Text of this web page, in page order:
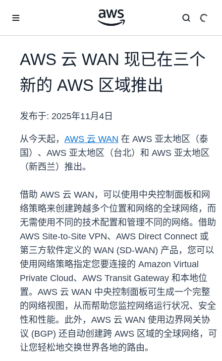
AWS 云 WAN 现已在三个
新的 AWS 区域推出
发布于: 2025年11月4日
从今天起， AWS 云 WAN 在 AWS 亚太地区（泰
国）、AWS 亚太地区（台北）和 AWS 亚太地区
（新西兰）推出。
借助 AWS 云 WAN，可以使用中央控制面板和网
络策略来创建跨越多个位置和网络的全球网络，而
无需使用不同的技术配置和管理不同的网络。借助
AWS Site-to-Site VPN、AWS Direct Connect 或
第三方软件定义的 WAN (SD-WAN) 产品，您可以
使用网络策略指定您要连接的 Amazon Virtual
Private Cloud、AWS Transit Gateway 和本地位
置。AWS 云 WAN 中央控制面板可生成一个完整
的网络视图，从而帮助您监控网络运行状况、安全
性和性能。此外，AWS 云 WAN 使用边界网关协
议 (BGP) 还自动创建跨 AWS 区域的全球网络，可
让您轻松地交换世界各地的路由。